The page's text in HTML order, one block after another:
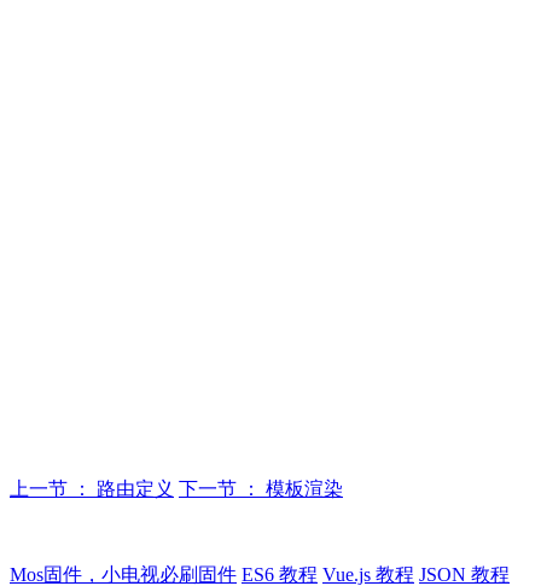
上一节 ： 路由定义 下一节 ： 模板渲染
Mos固件，小电视必刷固件 ES6 教程 Vue.js 教程 JSON 教程